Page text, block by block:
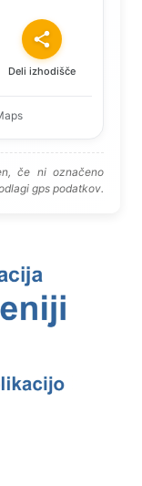
Deli izhodišče
če ni označeno
gps podatkov.